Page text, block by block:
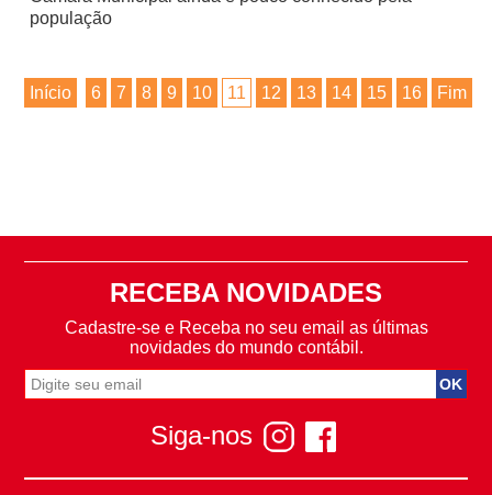
população
Início 6 7 8 9 10 11 12 13 14 15 16 Fim
RECEBA NOVIDADES
Cadastre-se e Receba no seu email as últimas
novidades do mundo contábil.
Siga-nos